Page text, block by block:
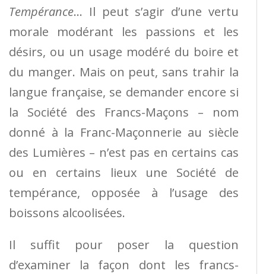
Tempérance… Il peut s’agir d’une vertu
morale modérant les passions et les
désirs, ou un usage modéré du boire et
du manger. Mais on peut, sans trahir la
langue française, se demander encore si
la Société des Francs-Maçons – nom
donné à la Franc-Maçonnerie au siècle
des Lumières – n’est pas en certains cas
ou en certains lieux une Société de
tempérance, opposée à l’usage des
boissons alcoolisées.
Il suffit pour poser la question
d’examiner la façon dont les francs-